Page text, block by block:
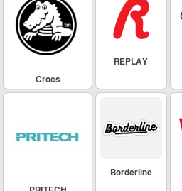
REPLAY
Crocs
Borderline